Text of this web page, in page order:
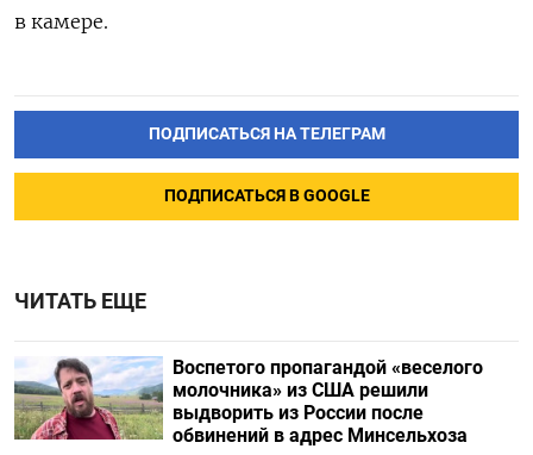
в камере.
ПОДПИСАТЬСЯ НА ТЕЛЕГРАМ
ПОДПИСАТЬСЯ В GOOGLE
ЧИТАТЬ ЕЩЕ
Воспетого пропагандой «веселого
молочника» из США решили
выдворить из России после
обвинений в адрес Минсельхоза